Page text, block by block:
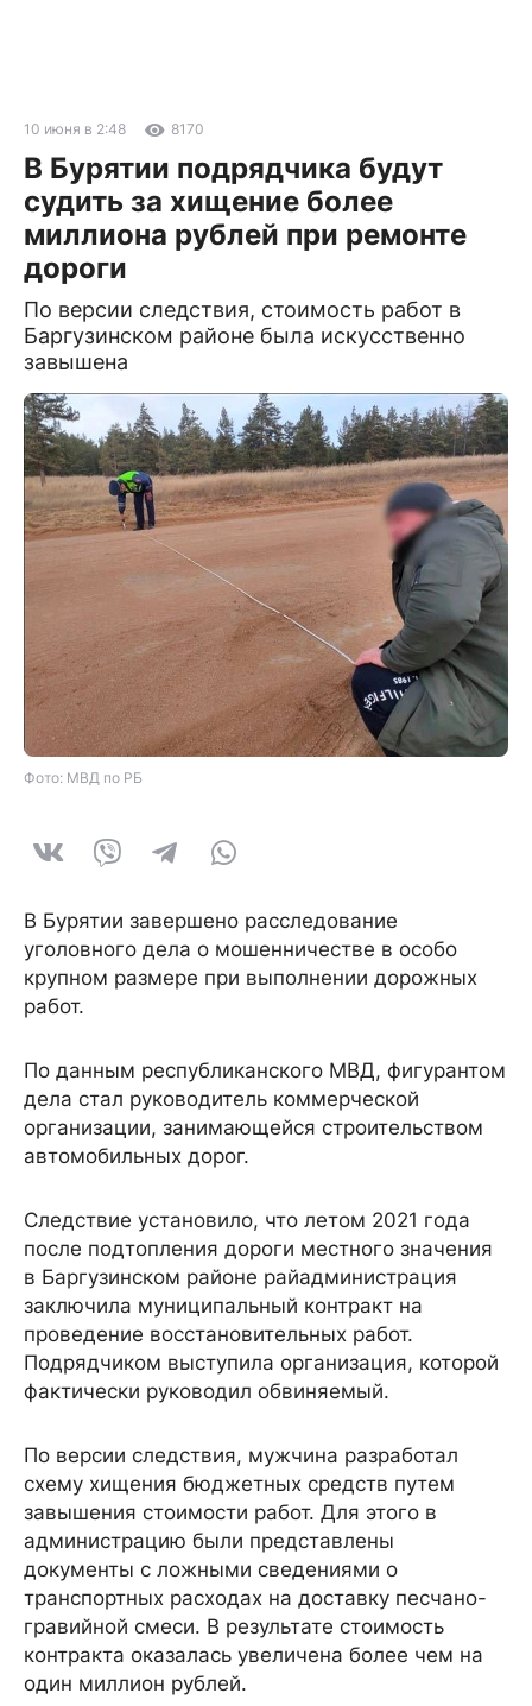
10 июня в 2:48 8170
В Бурятии подрядчика будут
судить за хищение более
миллиона рублей при ремонте
дороги
По версии следствия, стоимость работ в
Баргузинском районе была искусственно
завышена
Фото: МВД по РБ
В Бурятии завершено расследование
уголовного дела о мошенничестве в особо
крупном размере при выполнении дорожных
работ.
По данным республиканского МВД, фигурантом
дела стал руководитель коммерческой
организации, занимающейся строительством
автомобильных дорог.
Следствие установило, что летом 2021 года
после подтопления дороги местного значения
в Баргузинском районе райадминистрация
заключила муниципальный контракт на
проведение восстановительных работ.
Подрядчиком выступила организация, которой
фактически руководил обвиняемый.
По версии следствия, мужчина разработал
схему хищения бюджетных средств путем
завышения стоимости работ. Для этого в
администрацию были представлены
документы с ложными сведениями о
транспортных расходах на доставку песчано-
гравийной смеси. В результате стоимость
контракта оказалась увеличена более чем на
один миллион рублей.